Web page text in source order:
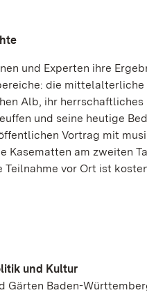
und Experten ihre
die
Alb, ihr
und seine heutige
Vortrag mit
Kasematten am zweiten
vor Ort ist
und Kultur
Gärten Baden-